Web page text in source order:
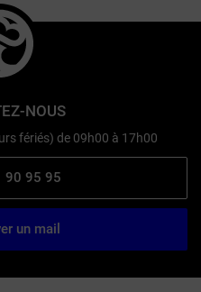
NOUS
fériés) de 09h00 à 17h00
90 95 95
un mail